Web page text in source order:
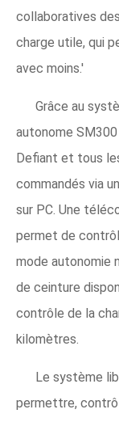
collaboratives
charge utile, qui
avec moins.'
Grâce au
autonome
Defiant et tous
commandés via
sur PC. Une
permet de
mode autonomie
de ceinture
contrôle de la
kilomètres.
Le système
permettre,